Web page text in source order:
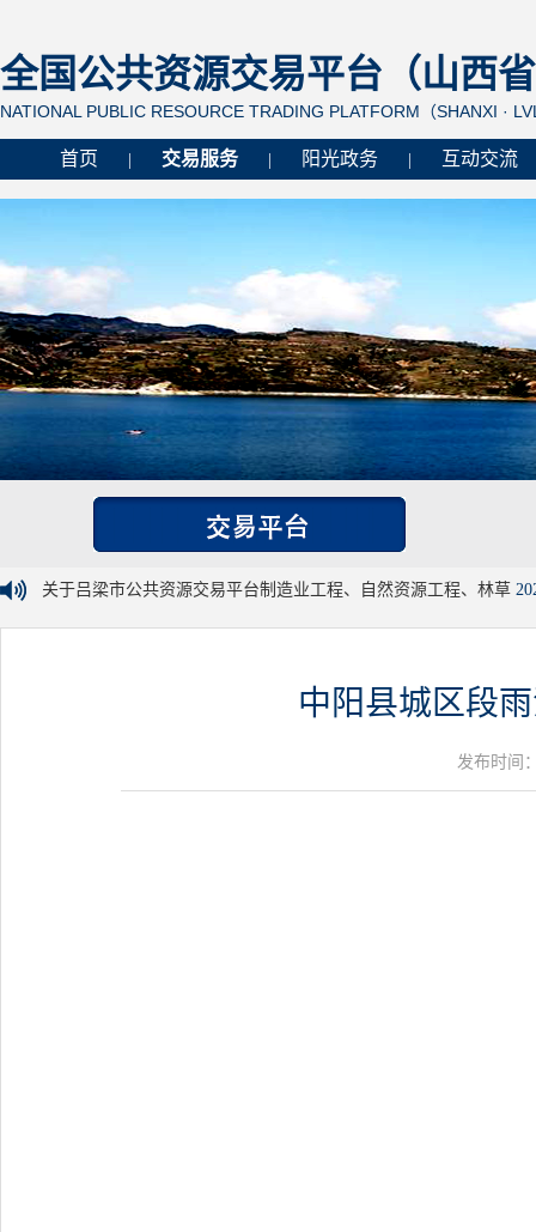
全国公共资源交易平台（山西
NATIONAL PUBLIC RESOURCE TRADING PLATFORM（SHANXI ·
首页 交易服务 阳光政务 互动交流
关于吕梁市公共资源交易平台制造业工程、自然资源工程、林草
中阳县城区段
发布时间